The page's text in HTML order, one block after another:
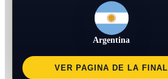
Argentina
VER PAGINA DE LA FINAL